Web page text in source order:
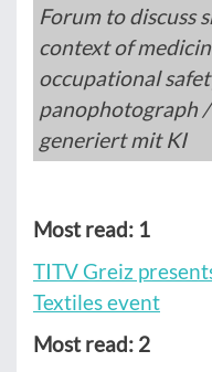
Forum to discuss
context of
occupational
panophotograph
generiert mit KI
Most read: 1
TITV Greiz
Textiles event
Most read: 2